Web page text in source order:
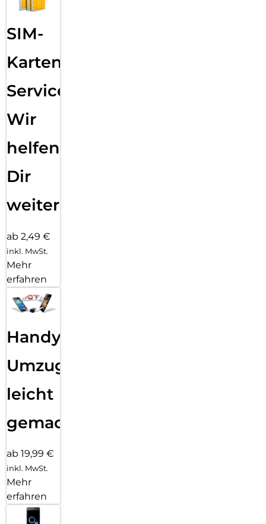
SIM-
Karten
Service:
Wir
helfen
Dir
weiter
ab 2,49 €
inkl. MwSt.
Mehr
erfahren
Handy
Umzug
leicht
gemacht!
ab 19,99 €
inkl. MwSt.
Mehr
erfahren